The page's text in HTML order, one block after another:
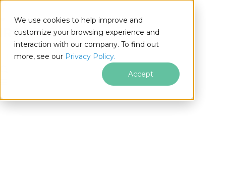
We use cookies to help improve and
customize your browsing experience and
interaction with our company. To find out
more, see our Privacy Policy.
Accept
.NET